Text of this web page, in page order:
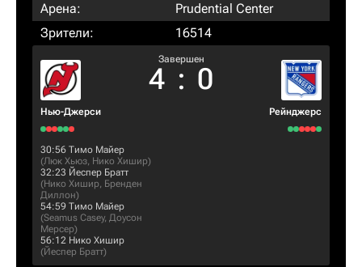
Арена:
Prudential Center
Зрители:
16514
Нью-Джерси
Завершен
4 : 0
Рейнджерс
30:56 Тимо Майер
(Люк Хьюз, Нико Хишир)
32:23 Йеспер Братт
(Нико Хишир, Бренден
Диллон)
54:59 Тимо Майер
(Seamus Casey, Доусон
Мерсер)
56:12 Нико Хишир
(Йеспер Братт)